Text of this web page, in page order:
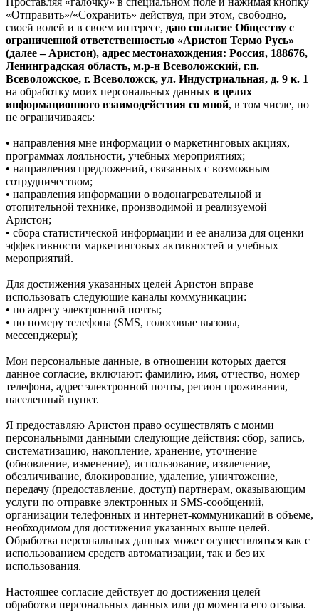
«Отправить»/«Сохранить» действуя, при этом, свободно,
своей волей и в своем интересе, даю согласие Обществу с
ограниченной ответственностью «Аристон Термо Русь»
(далее – Аристон), адрес местонахождения: Россия, 188676,
Ленинградская область, м.р-н Всеволожский, г.п.
Всеволожское, г. Всеволожск, ул. Индустриальная, д. 9 к. 1
на обработку моих персональных данных в целях
информационного взаимодействия со мной, в том числе, но
не ограничиваясь:
• направления мне информации о маркетинговых акциях,
программах лояльности, учебных мероприятиях;
• направления предложений, связанных с возможным
сотрудничеством;
• направления информации о водонагревательной и
отопительной технике, производимой и реализуемой
Аристон;
• сбора статистической информации и ее анализа для оценки
эффективности маркетинговых активностей и учебных
мероприятий.
Для достижения указанных целей Аристон вправе
использовать следующие каналы коммуникации:
• по адресу электронной почты;
• по номеру телефона (SMS, голосовые вызовы,
мессенджеры);
Мои персональные данные, в отношении которых дается
данное согласие, включают: фамилию, имя, отчество, номер
телефона, адрес электронной почты, регион проживания,
населенный пункт.
Я предоставляю Аристон право осуществлять с моими
персональными данными следующие действия: сбор, запись,
систематизацию, накопление, хранение, уточнение
(обновление, изменение), использование, извлечение,
обезличивание, блокирование, удаление, уничтожение,
передачу (предоставление, доступ) партнерам, оказывающим
услуги по отправке электронных и SMS‑сообщений,
организации телефонных и интернет‑коммуникаций в объеме,
необходимом для достижения указанных выше целей.
Обработка персональных данных может осуществляться как с
использованием средств автоматизации, так и без их
использования.
Настоящее согласие действует до достижения целей
обработки персональных данных или до момента его отзыва.